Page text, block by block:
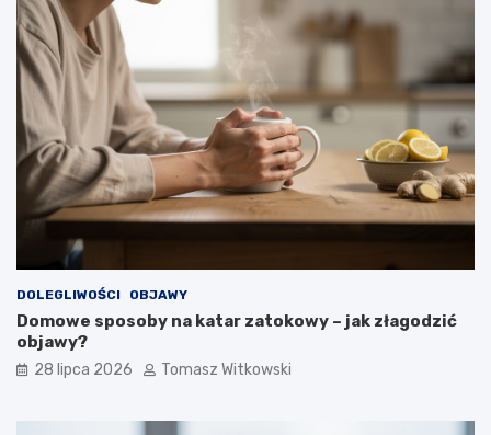
DOLEGLIWOŚCI OBJAWY
Domowe sposoby na katar zatokowy – jak złagodzić
objawy?
28 lipca 2026 Tomasz Witkowski